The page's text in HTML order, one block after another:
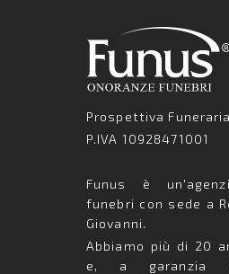
Prospettiva Funeraria
P.IVA 10928471001
Funus è
funebri con sede a
Giovanni.
Abbiamo più di 20
e, a garanzia